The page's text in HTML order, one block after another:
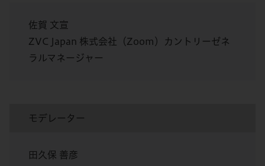
佐賀 文宣
ZVC Japan 株式会社（Zoom）カントリーゼネ
ラルマネージャー
モデレーター
田久保 善彦